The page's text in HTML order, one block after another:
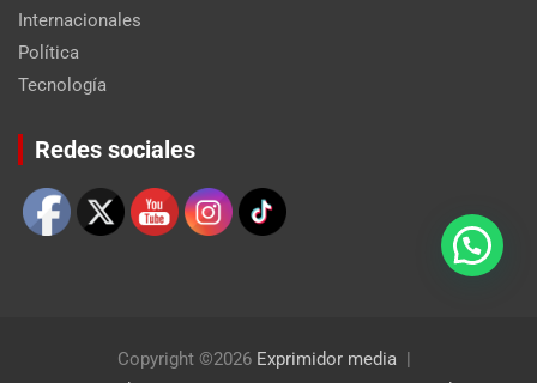
Internacionales
Política
Tecnología
Redes sociales
Copyright ©2026 Exprimidor media